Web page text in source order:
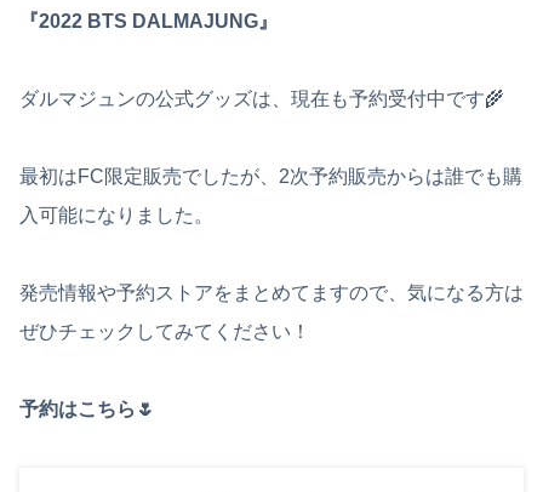
『2022 BTS DALMAJUNG』
ダルマジュンの公式グッズは、現在も予約受付中です🌾
最初はFC限定販売でしたが、2次予約販売からは誰でも購
入可能になりました。
発売情報や予約ストアをまとめてますので、気になる方は
ぜひチェックしてみてください！
予約はこちら🌷